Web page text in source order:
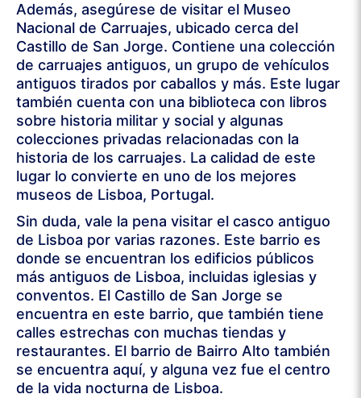
Además, asegúrese de visitar el Museo
Nacional de Carruajes, ubicado cerca del
Castillo de San Jorge. Contiene una colección
de carruajes antiguos, un grupo de vehículos
antiguos tirados por caballos y más. Este lugar
también cuenta con una biblioteca con libros
sobre historia militar y social y algunas
colecciones privadas relacionadas con la
historia de los carruajes. La calidad de este
lugar lo convierte en uno de los mejores
museos de Lisboa, Portugal.
Sin duda, vale la pena visitar el casco antiguo
de Lisboa por varias razones. Este barrio es
donde se encuentran los edificios públicos
más antiguos de Lisboa, incluidas iglesias y
conventos. El Castillo de San Jorge se
encuentra en este barrio, que también tiene
calles estrechas con muchas tiendas y
restaurantes. El barrio de Bairro Alto también
se encuentra aquí, y alguna vez fue el centro
de la vida nocturna de Lisboa.